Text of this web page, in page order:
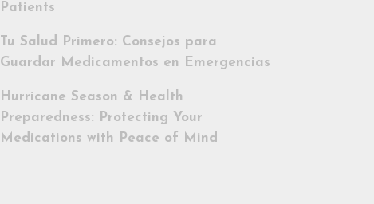
Patients
Tu Salud Primero: Consejos para
Guardar Medicamentos en Emergencias
Hurricane Season & Health
Preparedness: Protecting Your
Medications with Peace of Mind